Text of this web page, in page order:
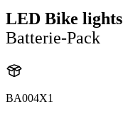
LED Bike lights
Batterie-Pack
BA004X1